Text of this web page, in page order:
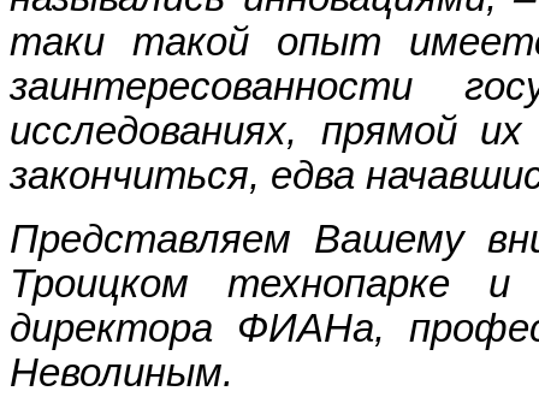
таки такой опыт
заинтересованности
исследованиях, прямой
закончиться, едва
Представляем Вашему
Троицком технопарке
директора ФИАНа,
Неволиным.